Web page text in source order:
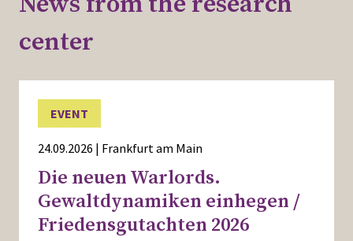
center
EVENT
24.09.2026 | Frankfurt am Main
Die neuen Warlords.
Gewaltdynamiken einhegen /
Friedensgutachten 2026